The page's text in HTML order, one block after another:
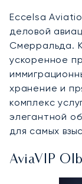
Eccelsa
деловой
Смерральда.
ускоренное
хранение и
комплекс
элегантной
для самых
AviaVIP